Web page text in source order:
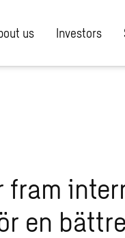
us Investors
fram
en